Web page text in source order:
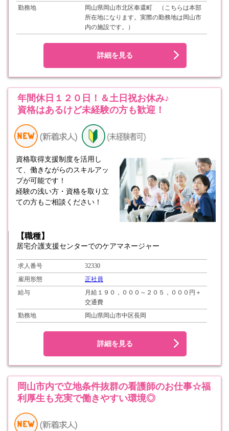
勤務地
岡山県岡山市北区奉還町 （こちらは本部
所在地になります。実際の勤務地は岡山市
内の施設です。）
詳細を見る
年間休日１２０日！＆土日祝お休み♪
資格はあるけど未経験の方も歓迎！
資格取得支援制度を活用し
て、働きながらのスキルアッ
プが可能です！
経験の浅い方・資格を取り立
ての方もご相談ください！
【職種】
居宅介護支援センターでのケアマネージャー
求人番号
32330
雇用形態
正社員
給与
月給１９０，０００～２０５，０００円＋
交通費
勤務地
岡山県岡山市中区長岡
詳細を見る
岡山市内で立地条件抜群の看護師のお仕事☆福
利厚生も充実で働きやすい環境◎